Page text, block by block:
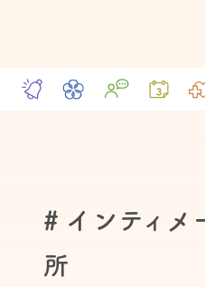
# インティメ
所